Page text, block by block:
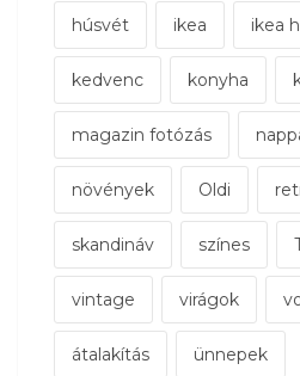
húsvét ikea ikea
kedvenc konyha
magazin fotózás
növények Oldi
skandináv színes
vintage virágok
átalakítás ünnepek